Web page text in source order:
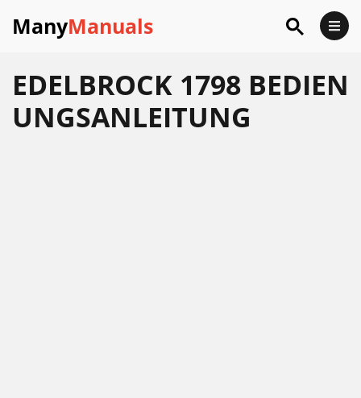
ManyManuals
EDELBROCK 1798 BEDIEN
UNGSANLEITUNG